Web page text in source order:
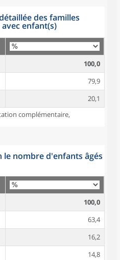
des familles
enfant(s)
100,0
79,9
20,1
complémentaire,
le nombre d'enfants âgés
100,0
63,4
16,2
14,8